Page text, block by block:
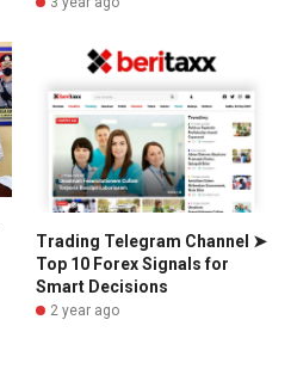
Trading Telegram Channel ➤
Top 10 Forex Signals for
Smart Decisions
2 year ago